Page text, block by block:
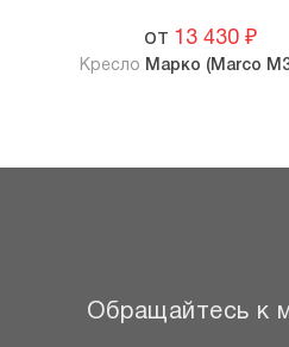
от 13 430 ₽
Кресло Марко (Marco
Обращайтесь к